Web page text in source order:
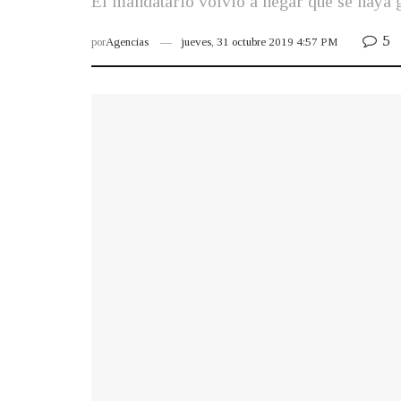
porAgencias jueves, 31 octubre 2019 4:57 PM 5